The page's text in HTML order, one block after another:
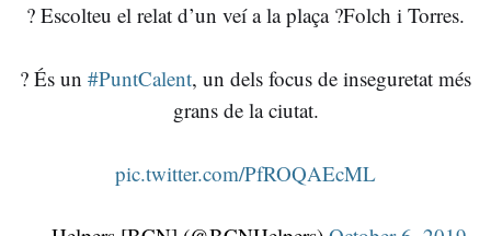
? Escolteu el relat d’un veí a la plaça ?Folch i Torres.
? És un #PuntCalent, un dels focus de inseguretat més
grans de la ciutat.
pic.twitter.com/PfROQAEcML